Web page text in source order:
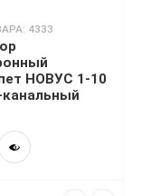
4333
НОВУС 1-10